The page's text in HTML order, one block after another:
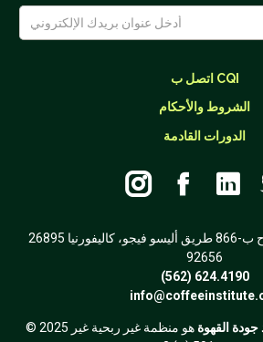
اتصل ب CQI
الشروط والأحكام
الدورات القادمة
  
26895 طريق أليسو كريك، جناح ب-866 طريق أليسو فيجو، كاليفورنيا
92656
(562) 624.4190
© 2025 القهوة هو منظمة غير ربحية غير